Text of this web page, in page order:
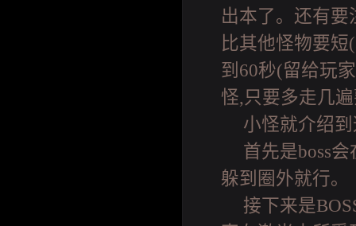
出本了。还有
比其他怪物要
到60秒(留给玩
怪,只要多走几
小怪就介绍
首先是boss
躲到圈外就行。
接下来是